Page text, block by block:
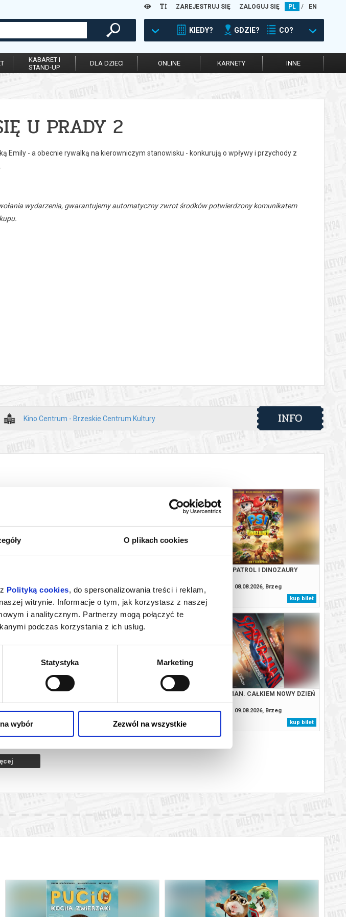
O plikach cookies
Polityką cookies, do spersonalizowania treści i reklam,
witrynie. Informacje o tym, jak korzystasz z naszej
i analitycznym. Partnerzy mogą połączyć te
podczas korzystania z ich usług.
Statystyka Marketing
wybór Zezwól na wszystkie
ZAREJESTRUJ SIĘ ZALOGUJ SIĘ PL / EN
KIEDY? GDZIE? CO?
KABARET I
STAND-UP
DLA DZIECI ONLINE KARNETY INNE
U PRADY 2
Emily - a obecnie rywalką na kierowniczym stanowisku - konkurują o wpływy i przychody z
wydarzenia, gwarantujemy automatyczny zwrot środków potwierdzony komunikatem
Kino Centrum - Brzeskie Centrum Kultury INFO
Brzeg
kup bilet
07.08.2026, Brzeg
PSI PATROL I DINOZAURY
08.08.2026, Brzeg
kup bilet
Brzeg
09.08.2026, Brzeg
kup bilet
SPIDER-MAN. CAŁKIEM NOWY DZIEŃ
09.08.2026, Brzeg
kup bilet